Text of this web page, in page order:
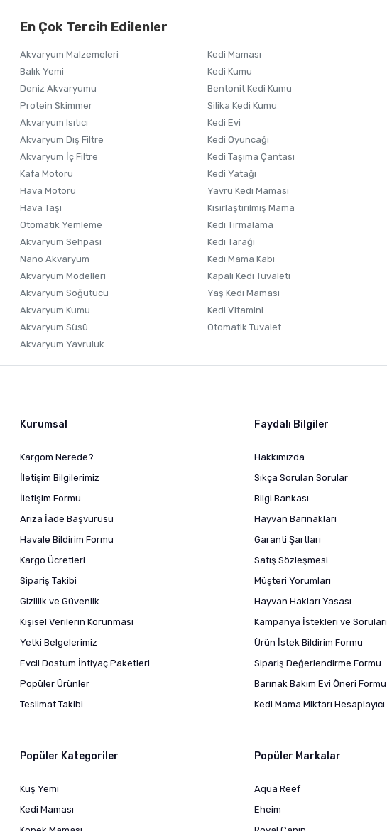
Ürün fiyatı diğer sitelerden daha pahalı.
Bu ürüne benzer farklı alternatifler olmalı.
En Çok Tercih Edilenler
Akvaryum Malzemeleri
Balık Yemi
Deniz Akvaryumu
Protein Skimmer
Akvaryum Isıtıcı
Akvaryum Dış Filtre
Akvaryum İç Filtre
Kafa Motoru
Hava Motoru
Hava Taşı
Otomatik Yemleme
Akvaryum Sehpası
Nano Akvaryum
Akvaryum Modelleri
Akvaryum Soğutucu
Akvaryum Kumu
Akvaryum Süsü
Akvaryum Yavruluk
Kedi Maması
Kedi Kumu
Bentonit Kedi Kumu
Silika Kedi Kumu
Kedi Evi
Kedi Oyuncağı
Kedi Taşıma Çantası
Kedi Yatağı
Yavru Kedi Maması
Kısırlaştırılmış Mama
Kedi Tırmalama
Kedi Tarağı
Kedi Mama Kabı
Kapalı Kedi Tuvaleti
Yaş Kedi Maması
Kedi Vitamini
Otomatik Tuvalet
Kurumsal
Kargom Nerede?
İletişim Bilgilerimiz
İletişim Formu
Arıza İade Başvurusu
Havale Bildirim Formu
Kargo Ücretleri
Sipariş Takibi
Gizlilik ve Güvenlik
Kişisel Verilerin Korunması
Yetki Belgelerimiz
Evcil Dostum İhtiyaç Paketleri
Popüler Ürünler
Teslimat Takibi
Faydalı Bilgiler
Hakkımızda
Sıkça Sorulan Sorular
Bilgi Bankası
Hayvan Barınakları
Garanti Şartları
Satış Sözleşmesi
Müşteri Yorumları
Hayvan Hakları Yasası
Kampanya İstekleri ve Soruları
Ürün İstek Bildirim Formu
Sipariş Değerlendirme Formu
Barınak Bakım Evi Öneri Formu
Kedi Mama Miktarı Hesaplayıcı
Popüler Kategoriler
Kuş Yemi
Kedi Maması
Popüler Markalar
Aqua Reef
Eheim